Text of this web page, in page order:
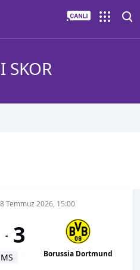
SKOR
Temmuz 2026, 15:00
- 3
MS Borussia Dortmund